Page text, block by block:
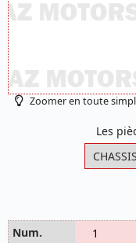
Zoomer en toute
Les
1